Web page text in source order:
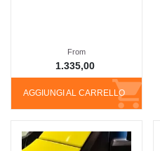
AGGIUNGI AL CARRELLO
From
1.335,00